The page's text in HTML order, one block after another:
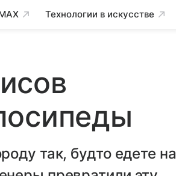
Технологии в искусстве
так, будто едете на